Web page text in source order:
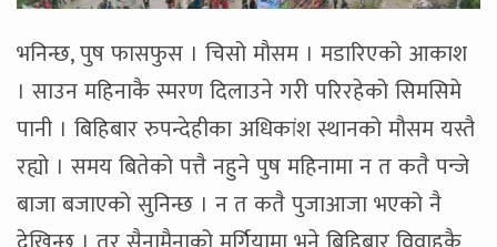
भनिन्छ, पुष फासफुस । चिसो मौसम । मडारिएको आकाश
। साउन महिनाकै स्मरण दिलाउने गरी परिरहेको सिमसिमे
पानी । बिहिबार रुपन्देहीका अधिकांश स्थानको मौसम यस्तै
रह्यो । समय बितेको पत्तै नहुने पुष महिनामा न त कतै पन्जे
बाजा बजाएको सुनिन्छ । न त कतै पुजाआजा भएको नै